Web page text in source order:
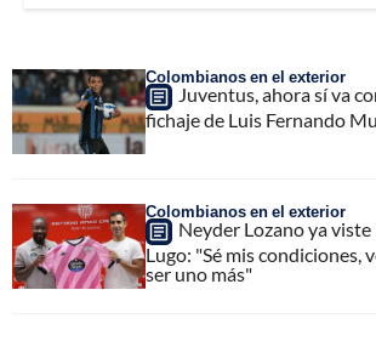
Colombianos en el exterior
Juventus, ahora sí va
fichaje de Luis Fernando
Colombianos en el exterior
Neyder Lozano ya
Lugo: "Sé mis condiciones,
ser uno más"